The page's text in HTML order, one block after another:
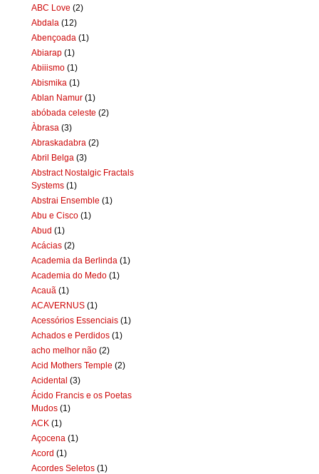
ABC Love (2)
Abdala (12)
Abençoada (1)
Abiarap (1)
Abiiismo (1)
Abismika (1)
Ablan Namur (1)
abóbada celeste (2)
Àbrasa (3)
Abraskadabra (2)
Abril Belga (3)
Abstract Nostalgic Fractals
Systems (1)
Abstrai Ensemble (1)
Abu e Cisco (1)
Abud (1)
Acácias (2)
Academia da Berlinda (1)
Academia do Medo (1)
Acauã (1)
ACAVERNUS (1)
Acessórios Essenciais (1)
Achados e Perdidos (1)
acho melhor não (2)
Acid Mothers Temple (2)
Acidental (3)
Ácido Francis e os Poetas
Mudos (1)
ACK (1)
Açocena (1)
Acord (1)
Acordes Seletos (1)